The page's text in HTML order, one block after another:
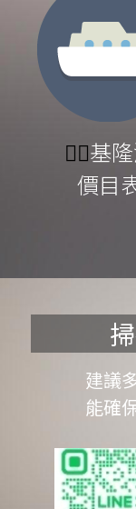
👉🏻基
價目
建議
能確